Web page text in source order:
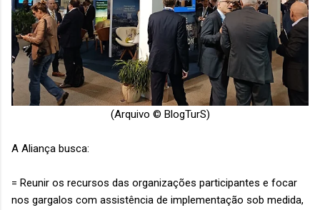
(Arquivo © BlogTurS)
A Aliança busca:
= Reunir os recursos das organizações participantes e focar
nos gargalos com assistência de implementação sob medida,